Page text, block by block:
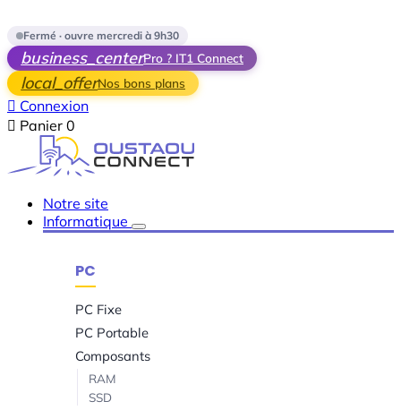
Fermé · ouvre mercredi à 9h30
business_centerPro ? IT1 Connect
local_offerNos bons plans
 Connexion
 Panier 0
Notre site
Informatique
PC
PC Fixe
PC Portable
Composants
RAM
SSD